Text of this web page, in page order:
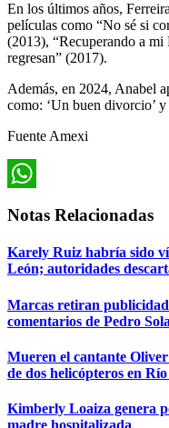
En los últimos años,
películas como “No sé si
(2013), “Recuperando a
regresan” (2017).
Además, en 2024, Anabel
como: ‘Un buen divorcio’
Fuente Amexi
Notas Relacionadas
Karely Ruiz habría sido
León; autoridades
Marcas retiran
comentarios de Pedro Sola
Mueren el cantante
de dos helicópteros en
Kimberly Loaiza genera